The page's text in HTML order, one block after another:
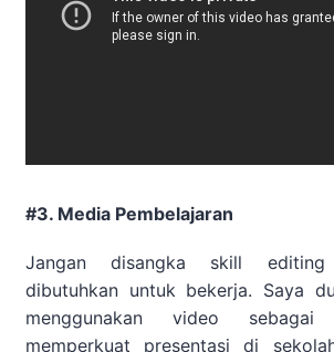
#3. Media Pembelajaran
Jangan disangka skill
dibutuhkan untuk bekerja. Saya
menggunakan video
memperkuat presentasi di